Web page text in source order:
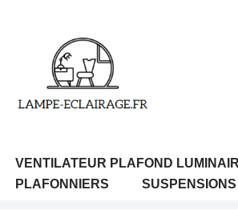
contenu
VENTILATEUR PLAFOND
PLAFONNIERS
SUSPENSIONS